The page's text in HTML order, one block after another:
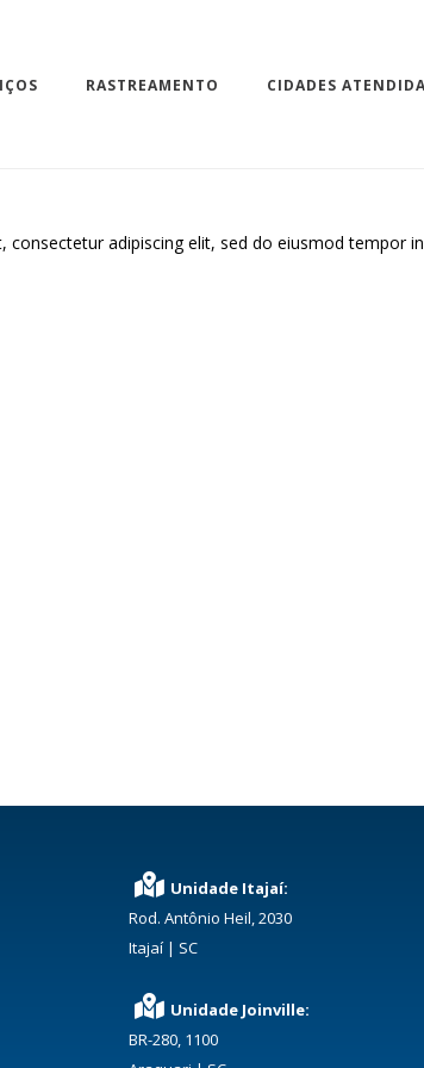
RASTREAMENTO CIDADES
consectetur adipiscing elit, sed do eiusmod tempor
Unidade Itajaí:
Rod. Antônio Heil, 2030
Itajaí | SC
Unidade Joinville:
BR-280, 1100